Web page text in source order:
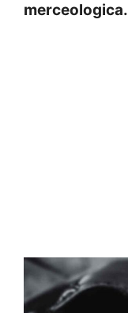
merceologica.